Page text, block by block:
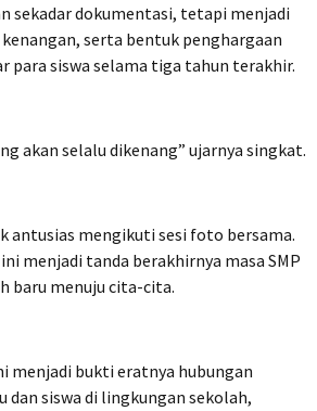
sekadar dokumentasi, tetapi menjadi
serta bentuk penghargaan
para siswa selama tiga tahun terakhir.
akan selalu dikenang” ujarnya singkat.
antusias mengikuti sesi foto bersama.
menjadi tanda berakhirnya masa SMP
baru menuju cita-cita.
menjadi bukti eratnya hubungan
dan siswa di lingkungan sekolah,